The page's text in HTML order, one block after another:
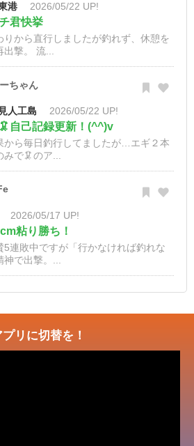
港 2026/05/22 UP!
君快挙
りから直行しましたが釣れず、休憩を
撃。 流...
ちゃん
人工島 2026/05/22 UP!
自己記録更新！(^^)v
から毎日釣行してましたが…エギ２本
みで🦑のア...
2026/05/17 UP!
粘り勝ち！
5連敗中ですが「行かなければ釣れな
で出撃。...
リに切替を！